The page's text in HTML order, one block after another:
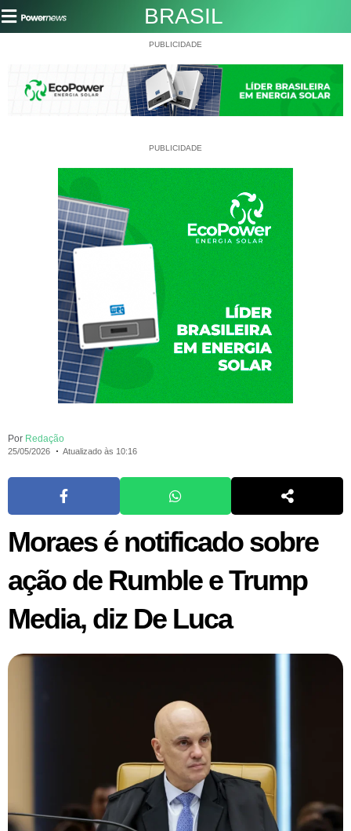
BRASIL
PUBLICIDADE
PUBLICIDADE
Por Redação
25/05/2026 Atualizado às 10:16
Moraes é notificado sobre
ação de Rumble e Trump
Media, diz De Luca